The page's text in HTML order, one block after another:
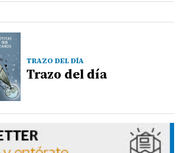
TRAZO DEL DÍA
Trazo del día